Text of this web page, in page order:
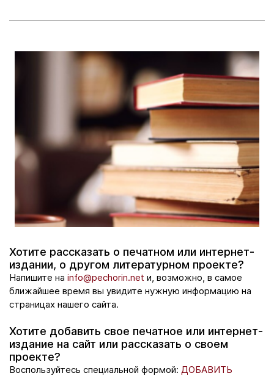
Хотите рассказать о печатном или интернет-
издании, о другом литературном проекте?
Напишите на info@pechorin.net и, возможно, в самое
ближайшее время вы увидите нужную информацию на
страницах нашего сайта.
Хотите добавить свое печатное или интернет-
издание на сайт или рассказать о своем
проекте?
Воспользуйтесь специальной формой: ДОБАВИТЬ